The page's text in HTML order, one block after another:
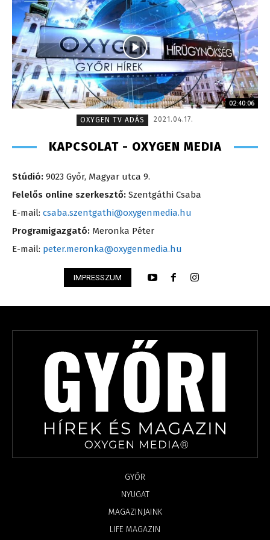
02:40:06
OXYGEN TV ADÁS
2021.04.17.
KAPCSOLAT - OXYGEN MEDIA
Stúdió: 9023 Győr, Magyar utca 9.
Felelős online szerkesztő: Szentgáthi Csaba
E-mail: csaba.szentgathi@oxygenmedia.hu
Programigazgató: Meronka Péter
E-mail: peter.meronka@oxygenmedia.hu
IMPRESSZUM
GYŐR
NYUGAT
MAGAZINJAINK
LIFE MAGAZIN